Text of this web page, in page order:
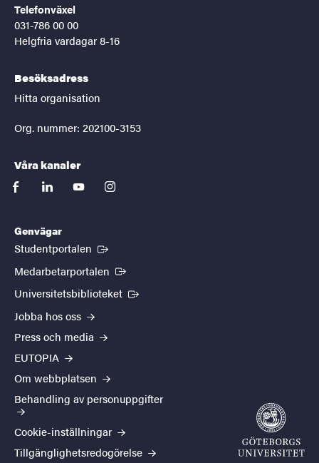
Telefonväxel
031-786 00 00
Helgfria vardagar 8-16
Besöksadress
Hitta organisation
Org. nummer: 202100-3153
Våra kanaler
facebooklinkedinyoutubeinstagram
Genvägar
Studentportalen (Extern länk)
Medarbetarportalen (Extern länk)
Universitetsbiblioteket (Extern länk)
Jobba hos oss
Press och media
EUTOPIA
Om webbplatsen
Behandling av personuppgifter
Cookie-inställningar
Tillgänglighetsredogörelse